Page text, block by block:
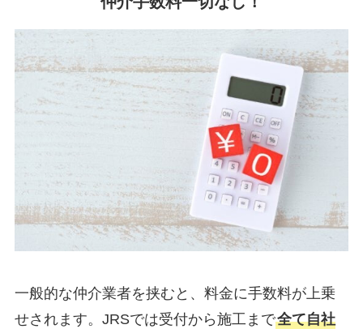
一般的な仲介業者を挟むと、料金に手数料が上乗
せされます。JRSでは受付から施工まで全て自社